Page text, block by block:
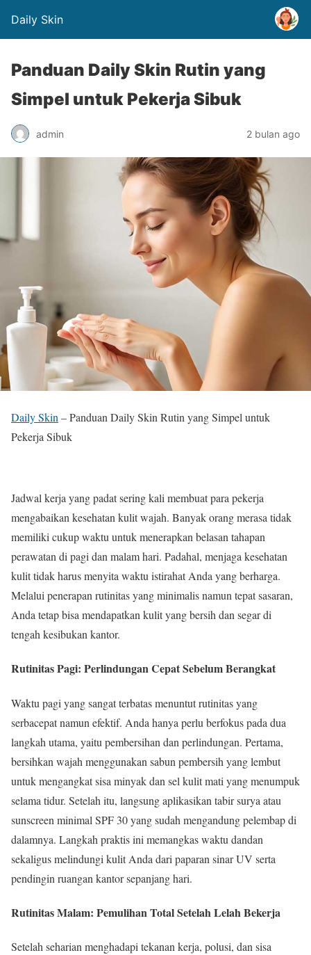
Daily Skin
Panduan Daily Skin Rutin yang
Simpel untuk Pekerja Sibuk
admin 2 bulan ago
Daily Skin –Panduan Daily Skin Rutin yang Simpel untuk
Pekerja Sibuk
Jadwal kerja yang padat sering kali membuat para pekerja
mengabaikan kesehatan kulit wajah. Banyak orang merasa tidak
memiliki cukup waktu untuk menerapkan belasan tahapan
perawatan di pagi dan malam hari. Padahal, menjaga kesehatan
kulit tidak harus menyita waktu istirahat Anda yang berharga.
Melalui penerapan rutinitas yang minimalis namun tepat sasaran,
Anda tetap bisa mendapatkan kulit yang bersih dan segar di
tengah kesibukan kantor.
Rutinitas Pagi: Perlindungan Cepat Sebelum Berangkat
Waktu pagi yang sangat terbatas menuntut rutinitas yang
serbacepat namun efektif. Anda hanya perlu berfokus pada dua
langkah utama, yaitu pembersihan dan perlindungan. Pertama,
bersihkan wajah menggunakan sabun pembersih yang lembut
untuk mengangkat sisa minyak dan sel kulit mati yang menumpuk
selama tidur. Setelah itu, langsung aplikasikan tabir surya atau
sunscreen minimal SPF 30 yang sudah mengandung pelembap di
dalamnya. Langkah praktis ini memangkas waktu dandan
sekaligus melindungi kulit Anda dari paparan sinar UV serta
pendingin ruangan kantor sepanjang hari.
Rutinitas Malam: Pemulihan Total Setelah Lelah Bekerja
Setelah seharian menghadapi tekanan kerja, polusi, dan sisa